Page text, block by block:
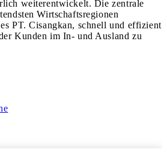
weiterentwickelt. Die zentrale
Wirtschaftsregionen
PT. Cisangkan, schnell und effizient
Kunden im In- und Ausland zu